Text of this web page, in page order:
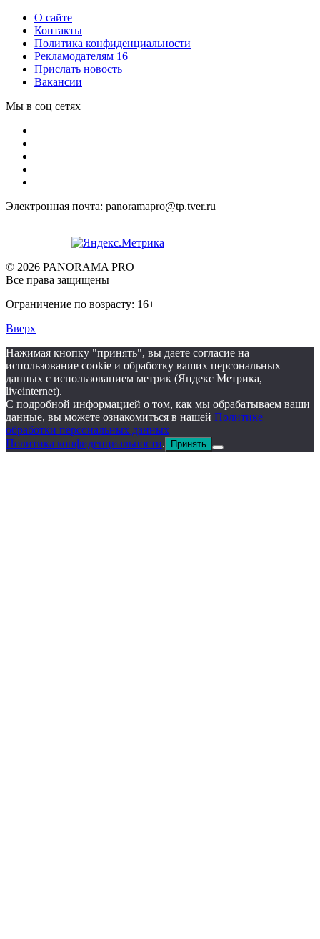
О сайте
Контакты
Политика конфиденциальности
Рекламодателям 16+
Прислать новость
Вакансии
Мы в соц сетях
Электронная почта: panoramapro@tp.tver.ru
© 2026 PANORAMA PRO
Все права защищены
Ограничение по возрасту: 16+
Вверх
Нажимая кнопку "принять", вы даете согласие на
использование cookie и обработку ваших персональных
данных с использованием метрик (Яндекс Метрика,
liveinternet).
С подробной информацией о том, как мы обрабатываем ваши
данные, вы можете ознакомиться в нашей Политике
обработки персональных данных
Политика конфиденциальности. Принять